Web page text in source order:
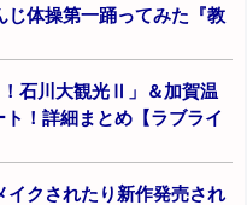
じ体操第一踊ってみた『教
石川大観光Ⅱ」＆加賀温
！詳細まとめ【ラブライ
イクされたり新作発売され